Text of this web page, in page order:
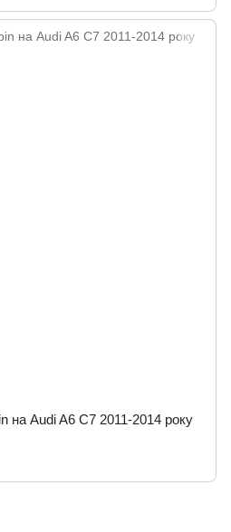
на Audi A6 C7 2011-2014 року